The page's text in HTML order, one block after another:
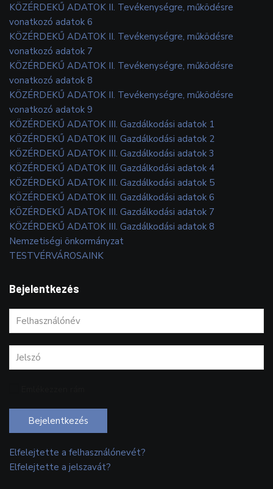
KÖZÉRDEKŰ ADATOK II. Tevékenységre, működésre
vonatkozó adatok 6
KÖZÉRDEKŰ ADATOK II. Tevékenységre, működésre
vonatkozó adatok 7
KÖZÉRDEKŰ ADATOK II. Tevékenységre, működésre
vonatkozó adatok 8
KÖZÉRDEKŰ ADATOK II. Tevékenységre, működésre
vonatkozó adatok 9
KÖZÉRDEKŰ ADATOK III. Gazdálkodási adatok 1
KÖZÉRDEKŰ ADATOK III. Gazdálkodási adatok 2
KÖZÉRDEKŰ ADATOK III. Gazdálkodási adatok 3
KÖZÉRDEKŰ ADATOK III. Gazdálkodási adatok 4
KÖZÉRDEKŰ ADATOK III. Gazdálkodási adatok 5
KÖZÉRDEKŰ ADATOK III. Gazdálkodási adatok 6
KÖZÉRDEKŰ ADATOK III. Gazdálkodási adatok 7
KÖZÉRDEKŰ ADATOK III. Gazdálkodási adatok 8
Nemzetiségi önkormányzat
TESTVÉRVÁROSAINK
Bejelentkezés
Bejelentkezés
Elfelejtette a felhasználónevét?
Elfelejtette a jelszavát?